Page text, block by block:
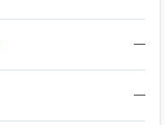
—
—